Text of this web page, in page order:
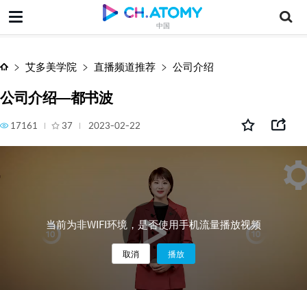
中国
公司介绍—都书波
艾多美学院 直播频道推荐 公司介绍
公司介绍—都书波
17161 37 2023-02-22
当前为非WIFI环境，是否使用手机流量播放视频
取消 播放